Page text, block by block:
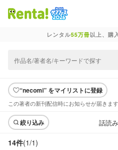
レンタル55万冊以上、購
“necomi” をマイリストに登録
この著者の新刊配信時にお知らせが届きます
絞り込み 話読
14件(1/1)